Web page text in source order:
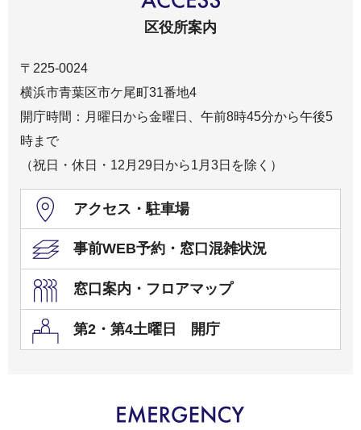
区役所案内
〒225-0024
横浜市青葉区市ケ尾町31番地4
開庁時間：月曜日から金曜日、午前8時45分から午後5
時まで
（祝日・休日・12月29日から1月3日を除く）
アクセス・駐車場
事前WEB予約・窓口混雑状況
窓口案内・フロアマップ
第2・第4土曜日 開庁